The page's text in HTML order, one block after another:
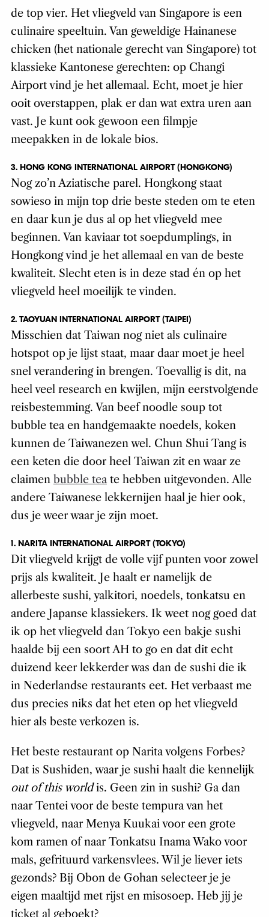
de top vier. Het vliegveld van Singapore is een
culinaire speeltuin. Van geweldige Hainanese
chicken (het nationale gerecht van Singapore) tot
klassieke Kantonese gerechten: op Changi
Airport vind je het allemaal. Echt, moet je hier
ooit overstappen, plak er dan wat extra uren aan
vast. Je kunt ook gewoon een filmpje
meepakken in de lokale bios.
3. HONG KONG INTERNATIONAL AIRPORT (HONGKONG)
Nog zo’n Aziatische parel. Hongkong staat
sowieso in mijn top drie beste steden om te eten
en daar kun je dus al op het vliegveld mee
beginnen. Van kaviaar tot soepdumplings, in
Hongkong vind je het allemaal en van de beste
kwaliteit. Slecht eten is in deze stad én op het
vliegveld heel moeilijk te vinden.
2. TAOYUAN INTERNATIONAL AIRPORT (TAIPEI)
Misschien dat Taiwan nog niet als culinaire
hotspot op je lijst staat, maar daar moet je heel
snel verandering in brengen. Toevallig is dit, na
heel veel research en kwijlen, mijn eerstvolgende
reisbestemming. Van beef noodle soup tot
bubble tea en handgemaakte noedels, koken
kunnen de Taiwanezen wel. Chun Shui Tang is
een keten die door heel Taiwan zit en waar ze
claimen bubble teate hebben uitgevonden. Alle
andere Taiwanese lekkernijen haal je hier ook,
dus je weer waar je zijn moet.
1. NARITA INTERNATIONAL AIRPORT (TOKYO)
Dit vliegveld krijgt de volle vijf punten voor zowel
prijs als kwaliteit. Je haalt er namelijk de
allerbeste sushi, yalkitori, noedels, tonkatsu en
andere Japanse klassiekers. Ik weet nog goed dat
ik op het vliegveld dan Tokyo een bakje sushi
haalde bij een soort AH to go en dat dit echt
duizend keer lekkerder was dan de sushi die ik
in Nederlandse restaurants eet. Het verbaast me
dus precies niks dat het eten op het vliegveld
hier als beste verkozen is.
Het beste restaurant op Narita volgens Forbes?
Dat is Sushiden, waar je sushi haalt die kennelijk
out of this worldis. Geen zin in sushi? Ga dan
naar Tentei voor de beste tempura van het
vliegveld, naar Menya Kuukai voor een grote
kom ramen of naar Tonkatsu Inama Wako voor
mals, gefrituurd varkensvlees. Wil je liever iets
gezonds? Bij Obon de Gohan selecteer je je
eigen maaltijd met rijst en misosoep. Heb jij je
ticket al geboekt?